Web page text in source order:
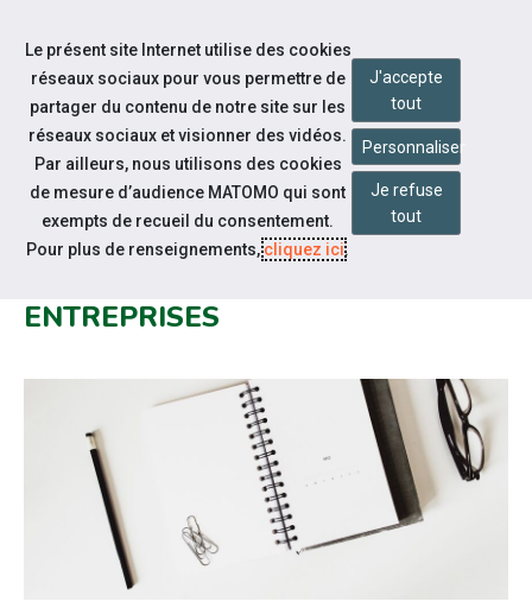
Aller au contenu
Notre actualité
LETTRE M OCCITANIE : COVID-19
ENTREPRISES
Le présent site Internet utilise des cookies
réseaux sociaux pour vous permettre de
partager du contenu de notre site sur les
réseaux sociaux et visionner des vidéos.
Par ailleurs, nous utilisons des cookies
de mesure d’audience MATOMO qui sont
exempts de recueil du consentement.
Pour plus de renseignements,cliquez ici.
J'accepte
tout
Personnaliser
Je refuse
tout